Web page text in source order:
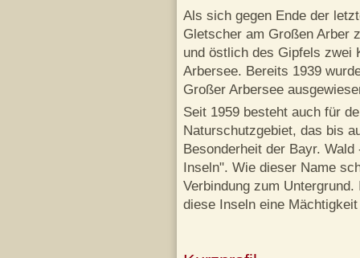
Als sich gegen Ende der
Gletscher am Großen Arber
und östlich des Gipfels zwei
Arbersee. Bereits 1939
Großer Arbersee
Seit 1959 besteht auch für
Naturschutzgebiet, das bis
Besonderheit der Bayr.
Inseln". Wie dieser Name
Verbindung zum
diese Inseln eine